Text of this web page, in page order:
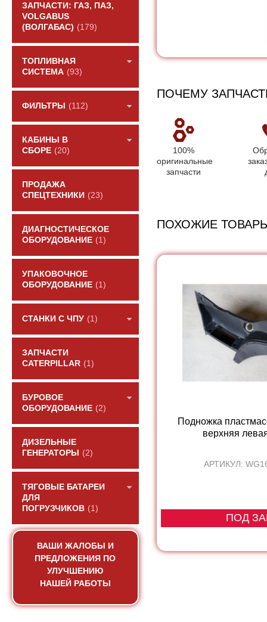
ЗАПЧАСТИ: ГАЗ, ПАЗ,
VOLGABUS
(ВОЛГАБАС) (179)
ТОПЛИВНАЯ
СИСТЕМА (93)
ФИЛЬТРЫ (112)
КАБИНЫ В
СБОРЕ (20)
ПРОДАЖА
СПЕЦТЕХНИКИ (23)
ДИАГНОСТИЧЕСКОЕ
ОБОРУДОВАНИЕ (1)
УПАКОВОЧНОЕ
ОБОРУДОВАНИЕ (1)
СТАНКИ С ЧПУ (1)
ЗАПЧАСТИ
CATERPILLAR (1)
БУРОВОЕ
ОБОРУДОВАНИЕ (2)
ДИЗЕЛЬНЫЕ
ГЕНЕРАТОРЫ
(2)
ТЯГОВЫЕ БАТАРЕИ
ДЛЯ
ПОГРУЗЧИКОВ (1)
ВАШИ ЖАЛОБЫ И
ПРЕДЛОЖЕНИЯ ПО
УЛУЧШЕНИЮ
НАШЕЙ РАБОТЫ
ПОЧЕМУ
100%
оригинальные
запчасти
ПОХОЖИЕ
Подножка
верхняя
АРТИКУЛ:
ПОД